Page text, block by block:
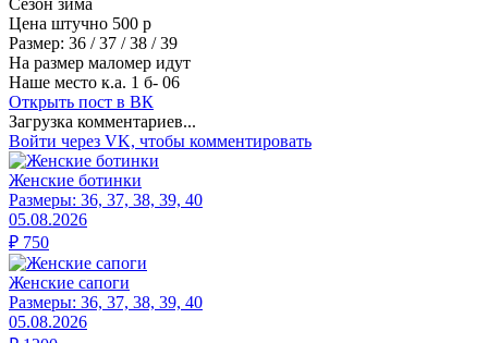
Сезон зима
Цена штучно 500 р
Размер: 36 / 37 / 38 / 39
На размер маломер идут
Наше место к.а. 1 б- 06
Открыть пост в ВК
Загрузка комментариев...
Войти через VK, чтобы комментировать
Женские ботинки
Размеры: 36, 37, 38, 39, 40
05.08.2026
₽ 750
Женские сапоги
Размеры: 36, 37, 38, 39, 40
05.08.2026